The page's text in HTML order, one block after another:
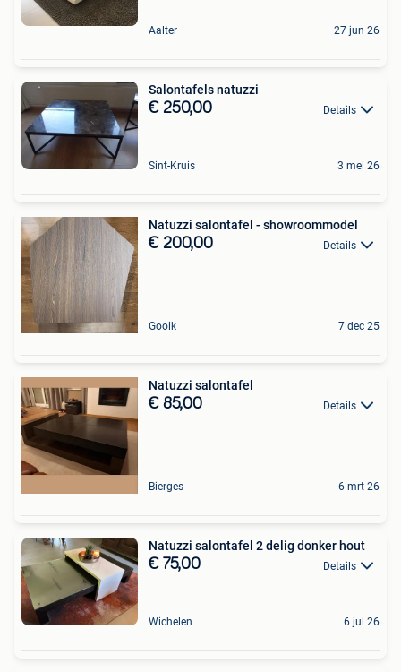
Aalter 27 jun 26
Salontafels natuzzi
€ 250,00 Details
Sint-Kruis 3 mei 26
Natuzzi salontafel - showroommodel
€ 200,00 Details
Gooik 7 dec 25
Natuzzi salontafel
€ 85,00 Details
Bierges 6 mrt 26
Natuzzi salontafel 2 delig donker hout
€ 75,00 Details
Wichelen 6 jul 26